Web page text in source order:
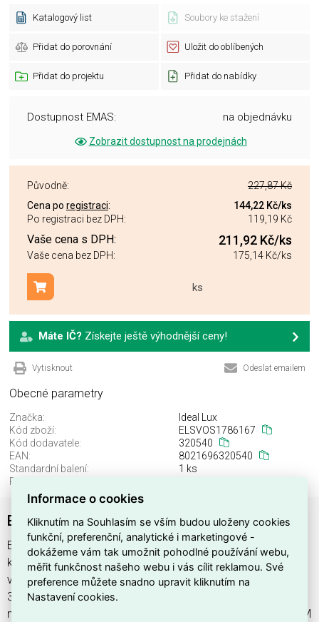
Katalogový list Soubory ke stažení
Přidat do porovnání Uložit do oblíbených
Přidat do projektu Přidat do nabídky
Dostupnost EMAS: na objednávku
Zobrazit dostupnost na prodejnách
Původně:
227,87 Kč
Cena po registraci: 144,22 Kč/ks
Po registraci bez DPH:
119,19 Kč
Vaše cena s DPH: 211,92 Kč/ks
Vaše cena bez DPH: 175,14 Kč/ks
ks
Přidat do košíku
Máte IČ? Získejte ještě výhodnější ceny!
Vytisknout Odeslat emailem
Obecné parametry
Značka:
Ideal Lux
Kód zboží:
ELSVOS1786167
Kód dodavatele:
320540
EAN:
8021696320540
Standardní balení:
1 ks
Recyklační poplatek:
EGO END CAP RECESSED TRIM CON FORO WH
EGO END CAP RECESSED TRIM CON FORO WH najdete v
kategoriích Svítidla, Svítidla, světelné zdroje a LED osvětlení,
výrobce Ideal Lux, EAN 8021696320540, kód dodavatele
320540. EGO END CAP RECESSED TRIM CON FORO WH
nabízíme od 1 ks. Kód EMAS EGO END CAP RECESSED TRIM
Informace o cookies
Kliknutím na Souhlasím se vším budou uloženy cookies
funkční, preferenční, analytické i marketingové -
dokážeme vám tak umožnit pohodlné používání webu,
měřit funkčnost našeho webu i vás cílit reklamou. Své
preference můžete snadno upravit kliknutím na
Nastavení cookies.